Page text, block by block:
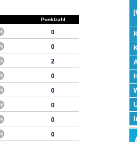
Punktzahl
0
0
2
0
0
0
0
0